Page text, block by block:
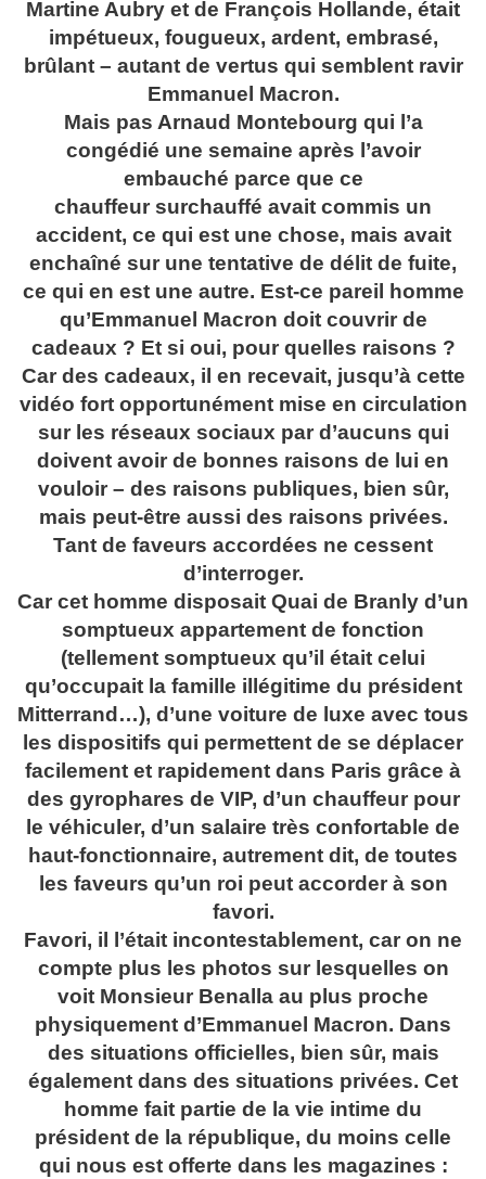
Martine Aubry et de François Hollande, était
impétueux, fougueux, ardent, embrasé,
brûlant – autant de vertus qui semblent ravir
Emmanuel Macron.
Mais pas Arnaud Montebourg qui l’a
congédié une semaine après l’avoir
embauché parce que ce
chauffeur surchauffé avait commis un
accident, ce qui est une chose, mais avait
enchaîné sur une tentative de délit de fuite,
ce qui en est une autre. Est-ce pareil homme
qu’Emmanuel Macron doit couvrir de
cadeaux ? Et si oui, pour quelles raisons ?
Car des cadeaux, il en recevait, jusqu’à cette
vidéo fort opportunément mise en circulation
sur les réseaux sociaux par d’aucuns qui
doivent avoir de bonnes raisons de lui en
vouloir – des raisons publiques, bien sûr,
mais peut-être aussi des raisons privées.
Tant de faveurs accordées ne cessent
d’interroger.
Car cet homme disposait Quai de Branly d’un
somptueux appartement de fonction
(tellement somptueux qu’il était celui
qu’occupait la famille illégitime du président
Mitterrand…), d’une voiture de luxe avec tous
les dispositifs qui permettent de se déplacer
facilement et rapidement dans Paris grâce à
des gyrophares de VIP, d’un chauffeur pour
le véhiculer, d’un salaire très confortable de
haut-fonctionnaire, autrement dit, de toutes
les faveurs qu’un roi peut accorder à son
favori.
Favori, il l’était incontestablement, car on ne
compte plus les photos sur lesquelles on
voit Monsieur Benalla au plus proche
physiquement d’Emmanuel Macron. Dans
des situations officielles, bien sûr, mais
également dans des situations privées. Cet
homme fait partie de la vie intime du
président de la république, du moins celle
qui nous est offerte dans les magazines :